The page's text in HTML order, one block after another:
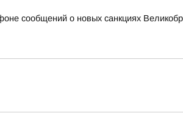
сообщений о новых санкциях